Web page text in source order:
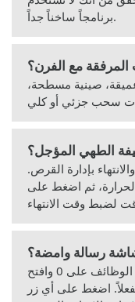
برنامجاً ساخناً جداً.
المرفقة مع الفرن؟
صينية مسطحة،
الطهي المؤجل؟
بإدارة القرص.
ثم اضغط على
رسالة وامضة؟
إذا كانت الرسالة تومض، ضع مفتاح الوظائف على 0 وافتح
اضغط على أي زر